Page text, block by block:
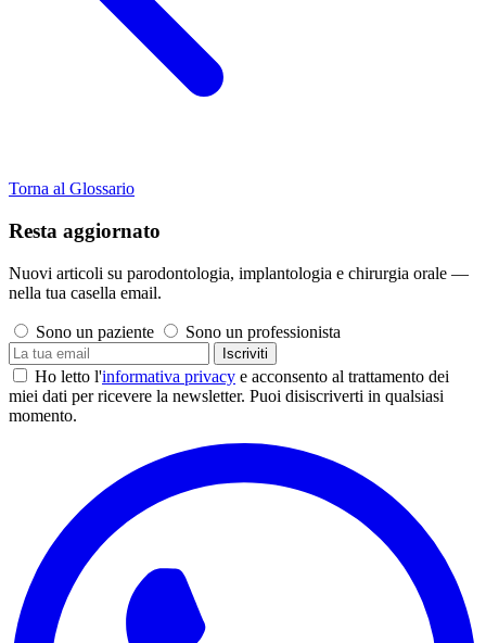
Torna al Glossario
Resta aggiornato
Nuovi articoli su parodontologia, implantologia e chirurgia orale —
nella tua casella email.
Sono un paziente Sono un professionista
Iscriviti
Ho letto l'informativa privacy e acconsento al trattamento dei
miei dati per ricevere la newsletter. Puoi disiscriverti in qualsiasi
momento.